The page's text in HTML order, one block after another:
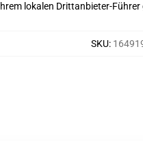
lokalen Drittanbieter-
SKU: